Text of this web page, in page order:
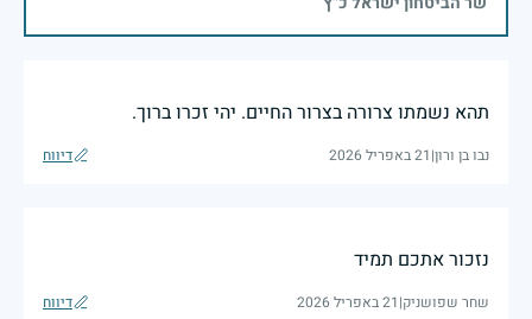
תהא נשמתו צרורה בצרור החיים. יהי זכרו ברוך.
נבו בן ורון|21 באפריל 2026 דיווח
נזכור אתכם תמיד
שחר שפושניק|21 באפריל 2026 דיווח